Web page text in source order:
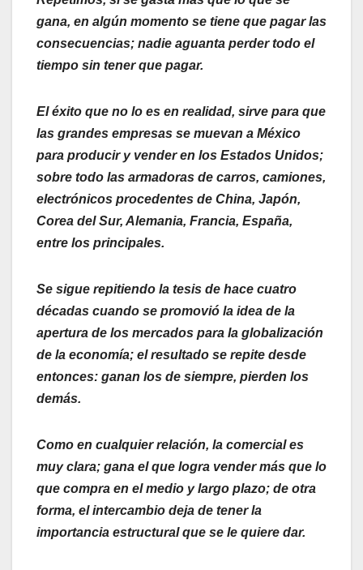
gana, en algún momento se tiene que pagar las
consecuencias; nadie aguanta perder todo el
tiempo sin tener que pagar.
El éxito que no lo es en realidad, sirve para que
las grandes empresas se muevan a México
para producir y vender en los Estados Unidos;
sobre todo las armadoras de carros, camiones,
electrónicos procedentes de China, Japón,
Corea del Sur, Alemania, Francia, España,
entre los principales.
Se sigue repitiendo la tesis de hace cuatro
décadas cuando se promovió la idea de la
apertura de los mercados para la globalización
de la economía; el resultado se repite desde
entonces: ganan los de siempre, pierden los
demás.
Como en cualquier relación, la comercial es
muy clara; gana el que logra vender más que lo
que compra en el medio y largo plazo; de otra
forma, el intercambio deja de tener la
importancia estructural que se le quiere dar.